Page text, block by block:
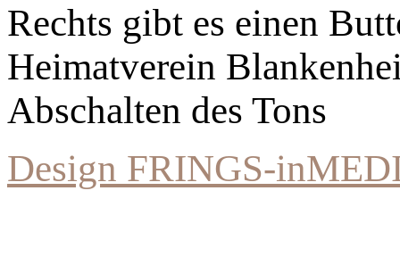
Rechts gibt es einen
Heimatverein
Abschalten des Tons
Design FRINGS-